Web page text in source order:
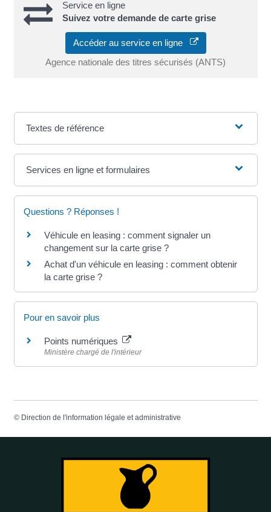
Service en ligne
Suivez votre demande de carte grise
Accéder au service en ligne
Agence nationale des titres sécurisés (ANTS)
Textes de référence
Services en ligne et formulaires
Questions ? Réponses !
Véhicule en leasing : comment signaler un
changement sur la carte grise ?
Achat d'un véhicule en leasing : comment obtenir
la carte grise ?
Pour en savoir plus
Points numériques
Ministère chargé de l'intérieur
© Direction de l'information légale et administrative